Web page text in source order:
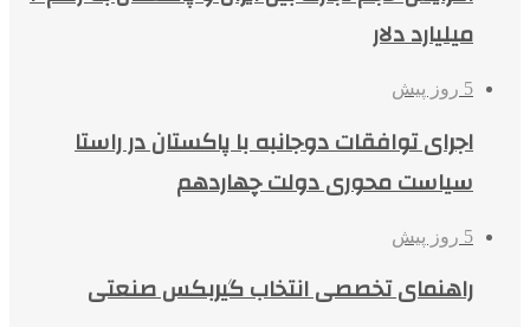
میلیارد دلار
5 روز پیش
اجرای توافقات دوجانبه با پاکستان در راستا
سیاست محوری دولت چهاردهم
5 روز پیش
راهنمای تخصصی انتخاب گیربکس صنعتی